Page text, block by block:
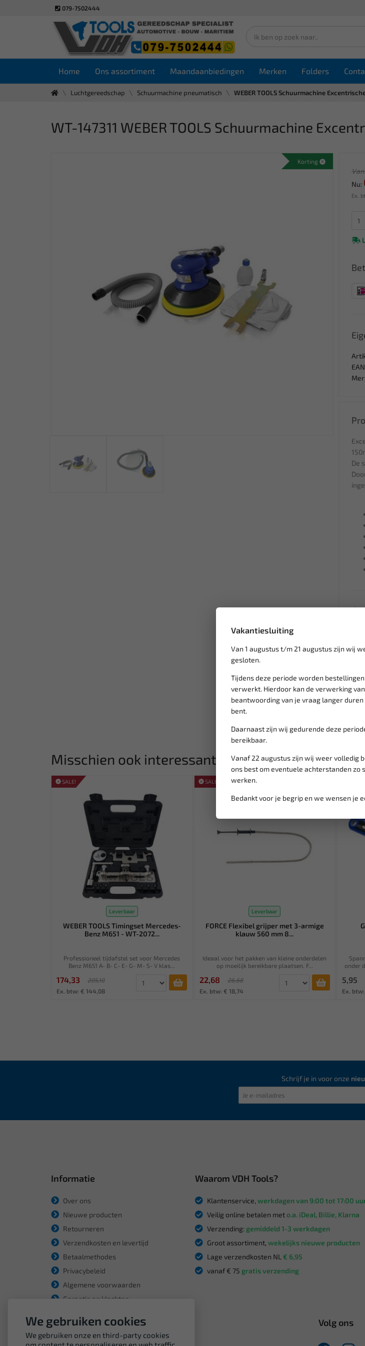
079-7502444
Home Ons assortiment Maandaanbiedingen Merken Folders
Luchtgereedschap Schuurmachine pneumatisch WEBER TOOLS Schuurmachine
Vakantiesluiting
Van 1 augustus t/m 21 augustus zijn wij
gesloten.
Tijdens deze periode worden
verwerkt. Hierdoor kan de verwerking
beantwoording van je vraag langer duren
bent.
Daarnaast zijn wij gedurende deze
bereikbaar.
Vanaf 22 augustus zijn wij weer volledig
ons best om eventuele achterstanden zo
werken.
Bedankt voor je begrip en we wensen je
WT-147311 WEBER TOOLS Schuurmachine
Korting
Nu:
Ex.
De
Misschien ook interessant:
SALE!
Leverbaar
WEBER TOOLS Timingset Mercedes-
Benz M651 - WT-2072...
Professioneel tijdafstel set voor Mercedes
Benz M651 A- B- C- E- G- M- S- V klas...
174,33
205,10
Ex. btw: € 144,08
SALE!
Leverbaar
FORCE Flexibel grijper met 3-armige
klauw 560 mm 8...
Ideaal voor het pakken van kleine onderdelen
op moeilijk bereikbare plaatsen. F...
22,68
26,68
Ex. btw: € 18,74
onder
5,95
Ex.
Schrijf je in voor onze
Informatie
Over ons
Nieuwe producten
Retourneren
Verzendkosten en levertijd
Betaalmethodes
Privacybeleid
Algemene voorwaarden
Garantie en klachten
Waarom VDH Tools?
Klantenservice, werkdagen van 9:00 tot 17:00
Veilig online betalen meto.a. iDeal, Billie, Klarna
Verzending: gemiddeld 1-3 werkdagen
Groot assortiment, wekelijks nieuwe producten
Lage verzendkosten NL € 6,95
vanaf € 75 gratis verzending
Volg ons
We gebruiken cookies
We gebruiken onze en third-party cookies